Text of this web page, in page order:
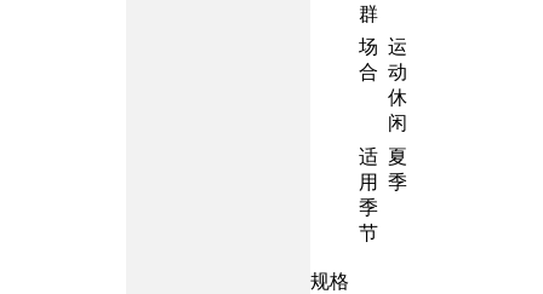
群
场
合
运
动
休
闲
适
用
季
节
夏
季
规格